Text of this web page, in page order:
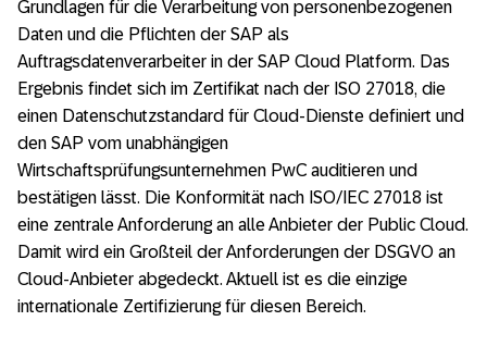
Grundlagen für die Verarbeitung von personenbezogenen
Daten und die Pflichten der SAP als
Auftragsdatenverarbeiter in der SAP Cloud Platform. Das
Ergebnis findet sich im Zertifikat nach der ISO 27018, die
einen Datenschutzstandard für Cloud-Dienste definiert und
den SAP vom unabhängigen
Wirtschaftsprüfungsunternehmen PwC auditieren und
bestätigen lässt. Die Konformität nach ISO/IEC 27018 ist
eine zentrale Anforderung an alle Anbieter der Public Cloud.
Damit wird ein Großteil der Anforderungen der DSGVO an
Cloud-Anbieter abgedeckt. Aktuell ist es die einzige
internationale Zertifizierung für diesen Bereich.